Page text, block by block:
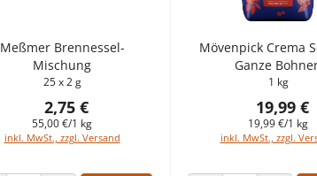
Meßmer Brennessel-
Mischung
25 x 2 g
2,75 €
55,00 €/1 kg
inkl. MwSt., zzgl. Versand
Mövenpick Crema
Ganze
1 kg
19,99 €
19,99 €/1 kg
inkl. MwSt., zzgl.